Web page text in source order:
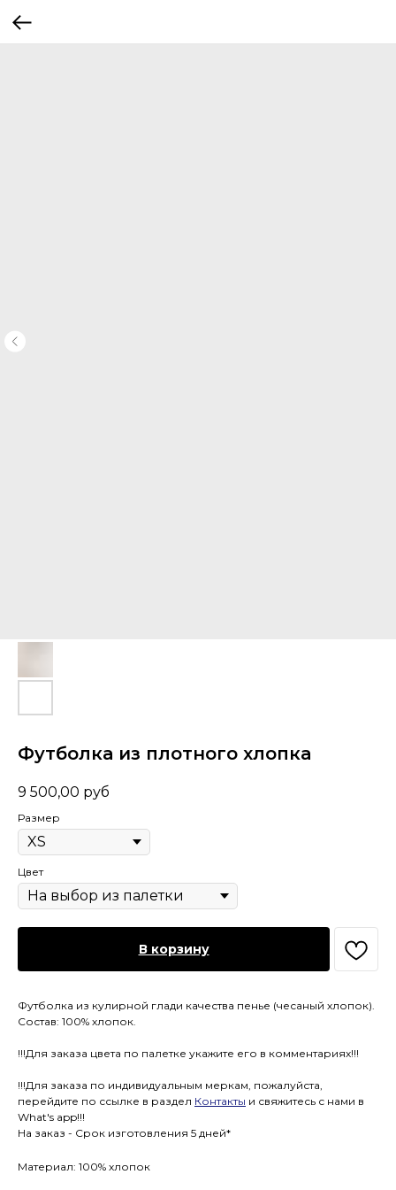
Футболка из плотного хлопка
9 500,00 руб
Размер
Цвет
В корзину
Футболка из кулирной глади качества пенье (чесаный хлопок).
Состав: 100% хлопок.
!!!Для заказа цвета по палетке укажите его в комментариях!!!
!!!Для заказа по индивидуальным меркам, пожалуйста,
перейдите по ссылке в раздел Контакты и свяжитесь с нами в
What's app!!!
На заказ - Срок изготовления 5 дней*
Материал: 100% хлопок